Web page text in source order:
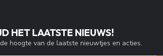
HET LAATSTE NIEUWS!
hoogte van de laatste nieuwtjes en acties.